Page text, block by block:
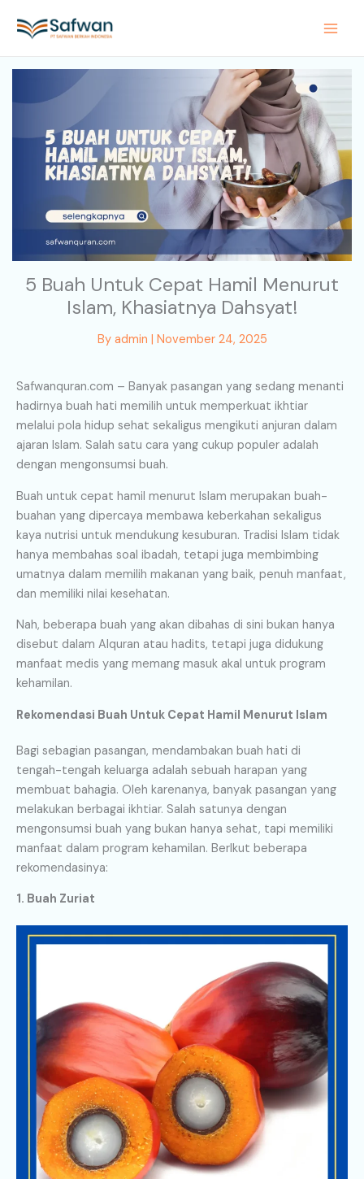
5 Buah Untuk Cepat Hamil Menurut
Islam, Khasiatnya Dahsyat!
By admin | November 24, 2025
Safwanquran.com – Banyak pasangan yang sedang menanti
hadirnya buah hati memilih untuk memperkuat ikhtiar
melalui pola hidup sehat sekaligus mengikuti anjuran dalam
ajaran Islam. Salah satu cara yang cukup populer adalah
dengan mengonsumsi buah.
Buah untuk cepat hamil menurut Islam merupakan buah-
buahan yang dipercaya membawa keberkahan sekaligus
kaya nutrisi untuk mendukung kesuburan. Tradisi Islam tidak
hanya membahas soal ibadah, tetapi juga membimbing
umatnya dalam memilih makanan yang baik, penuh manfaat,
dan memiliki nilai kesehatan.
Nah, beberapa buah yang akan dibahas di sini bukan hanya
disebut dalam Alquran atau hadits, tetapi juga didukung
manfaat medis yang memang masuk akal untuk program
kehamilan.
Rekomendasi Buah Untuk Cepat Hamil Menurut Islam
Bagi sebagian pasangan, mendambakan buah hati di
tengah-tengah keluarga adalah sebuah harapan yang
membuat bahagia. Oleh karenanya, banyak pasangan yang
melakukan berbagai ikhtiar. Salah satunya dengan
mengonsumsi buah yang bukan hanya sehat, tapi memiliki
manfaat dalam program kehamilan. BerIkut beberapa
rekomendasinya:
1. Buah Zuriat